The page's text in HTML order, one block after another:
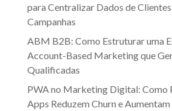
para Centralizar Dados de
Campanhas
ABM B2B: Como Estruturar uma
Account-Based Marketing que
Qualificadas
PWA no Marketing Digital: Como
Apps Reduzem Churn e